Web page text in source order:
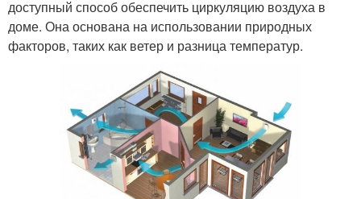
доступный способ обеспечить циркуляцию воздуха в
доме. Она основана на использовании природных
факторов, таких как ветер и разница температур.